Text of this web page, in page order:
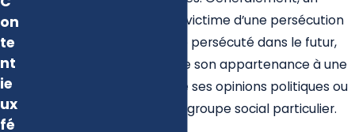
réfugié doit établir qu’il est victime d’une persécution
passée ou qu’il craint d’être persécuté dans le futur,
en raison de ses origines, de son appartenance à une
ethnie, ou bien en raison de ses opinions politiques ou
de son appartenance à un groupe social particulier.
on
te
nt
ie
ux
fé